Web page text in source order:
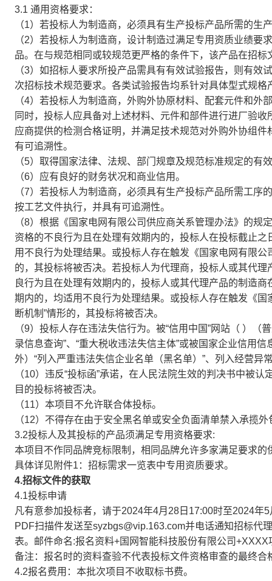
3.1 通用资格要求：
（1）若投标人为制造商，必须具有生产投标产品所需的
（2）若投标人为制造商，设计制造过满足专用资质业绩
品。在与规范相同或较规范更严格的条件下，该产品在招
（3）如招标人要求所投产品需具有有效试验报告，则有
次招标技术规范要求。各类试验报告均系针对具体型式规格
（4）若投标人为制造商，外购外协原材料、配套元件和
同时，投标人应具备对上述材料、元件和部件进行进厂验
应商提供的检测合格证明，并满足技术规范对外购外协组
有可追溯性。
（5）取得国家法律、法规、部门规章及规范标准规定的有
（6）应有良好的财务状况和商业信用。
（7）若投标人为制造商，必须具有生产投标产品所需工
按工艺文件执行，并具有可追溯性。
（8）根据《国家电网有限公司供应商关系管理办法》的
资格的不良行为且在处理有效期内的，投标人在投标截止
用不良行为处理结果。或投标人存在触发《国家电网有限
的，其投标将被否决。若投标人为代理商，投标人或其代
良行为且在处理有效期内的，投标人或其代理产品的制造
期内的，均适用不良行为处理结果。或投标人存在触发《
断机制”情形的，其投标将被否决。
（9）投标人存在违法失信行为。被“信用中国”网站（ ）（
录信息查询”、“重大税收违法失信主体”或被国家企业信用
外）“列入严重违法失信企业名单（黑名单）”、列入经营异
（10）违反“投标函”承诺，在人民法院生效的判决书中被
目的投标将被否决。
（11）本项目不允许联合体投标。
（12）不得存在由于安全黑名单或安全负面清单禁入承揽
3.2投标人及其投标的产品须满足专用资格要求:
本项目不作同品牌竞标限制，相同品牌允许多家满足要求的
具体详见附件1：招标需求一览表中专用资质要求。
4.招标文件的获取
4.1投标申请
凡有意参加投标者，请于2024年4月28日17:00时至2024
PDF扫描件发送至syzbgs@vip.163.com并电话通知招标代
表。邮件命名:报名资料+国网智能科技股份有限公司
备注：报名时的资料查验不代表投标文件资格审查的最终合
4.2报名费用：本批次项目不收取标书费。